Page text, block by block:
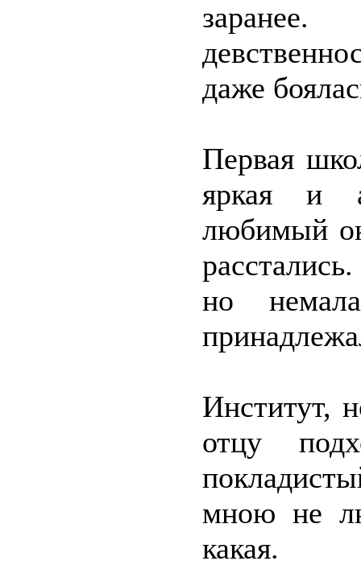
даже
Первая
яркая и
любимый
но
Институт,
отцу
мною не
какая.